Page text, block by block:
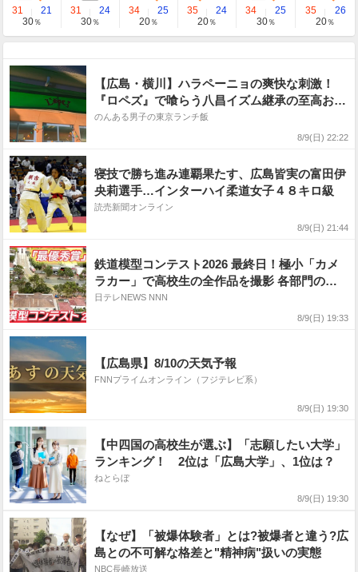
31
21
30％
31
24
30％
34
25
20％
35
24
20％
34
25
30％
35
26
20％
【広島・横川】ハラペーニョの爽快な刺激！
『ロペズ』で喰らう八昌イズム継承の至高お好
み焼き
のんある男子の東京ランチ飯
8/9(日) 22:22
寝技で勝ち進み連覇果たす、広島皆実の富田伊
央莉選手…インターハイ柔道女子４８キロ級
読売新聞オンライン
8/9(日) 21:44
鉄道模型コンテスト2026 最終日！極小「カメ
ラカー」で高校生の全作品を撮影 各部門の
「最優秀賞」はどこに？【日テレ鉄道部】
日テレNEWS NNN
8/9(日) 19:33
【広島県】8/10の天気予報
FNNプライムオンライン（フジテレビ系）
8/9(日) 19:30
【中四国の高校生が選ぶ】「志願したい大学」
ランキング！ 2位は「広島大学」、1位は？
ねとらぼ
8/9(日) 19:30
【なぜ】「被爆体験者」とは?被爆者と違う?広
島との不可解な格差と"精神病"扱いの実態
NBC長崎放送